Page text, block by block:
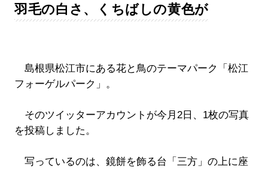
羽毛の白さ、くちばしの黄色が
島根県松江市にある花と鳥のテーマパーク「松江
フォーゲルパーク」。
そのツイッターアカウントが今月2日、1枚の写真
を投稿しました。
写っているのは、鏡餅を飾る台「三方」の上に座